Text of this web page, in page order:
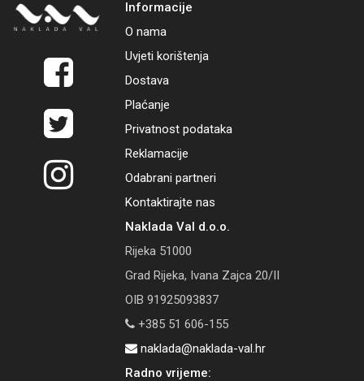
Informacije
O nama
Uvjeti korištenja
Dostava
Plaćanje
Privatnost podataka
Reklamacije
Odabrani partneri
Kontaktirajte nas
Naklada Val d.o.o.
Rijeka 51000
Grad Rijeka, Ivana Zajca 20/II
OIB 91925093837
+385 51 606-155
naklada@naklada-val.hr
Radno vrijeme: